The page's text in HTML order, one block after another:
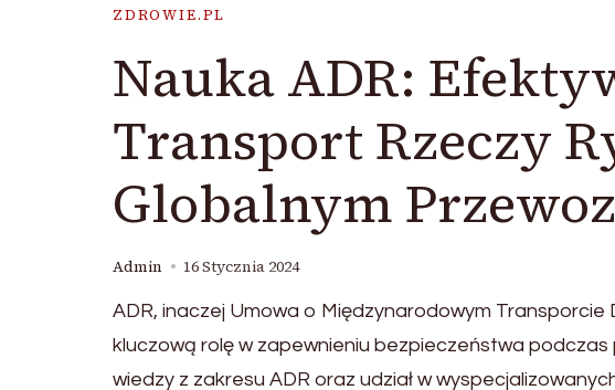
ZDROWIE.PL
Nauka ADR:
Transport Rzeczy
Globalnym
Admin 16 Stycznia 2024
ADR, inaczej Umowa o Międzynarodowym
kluczową rolę w zapewnieniu bezpieczeństwa
wiedzy z zakresu ADR oraz udział w